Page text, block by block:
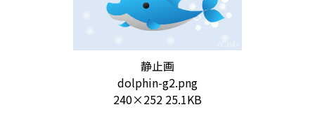
静止画
dolphin-g2.png
240×252 25.1KB